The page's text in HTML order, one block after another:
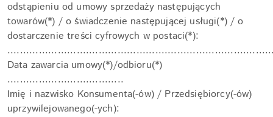
odstąpieniu od umowy sprzedaży następujących
towarów(*) / o świadczenie następującej usługi(*) / o
dostarczenie treści cyfrowych w postaci(*):
Data zawarcia umowy(*)/odbioru(*)
.....................................
Imię i nazwisko Konsumenta(-ów) / Przedsiębiorcy(-ów)
uprzywilejowanego(-ych):